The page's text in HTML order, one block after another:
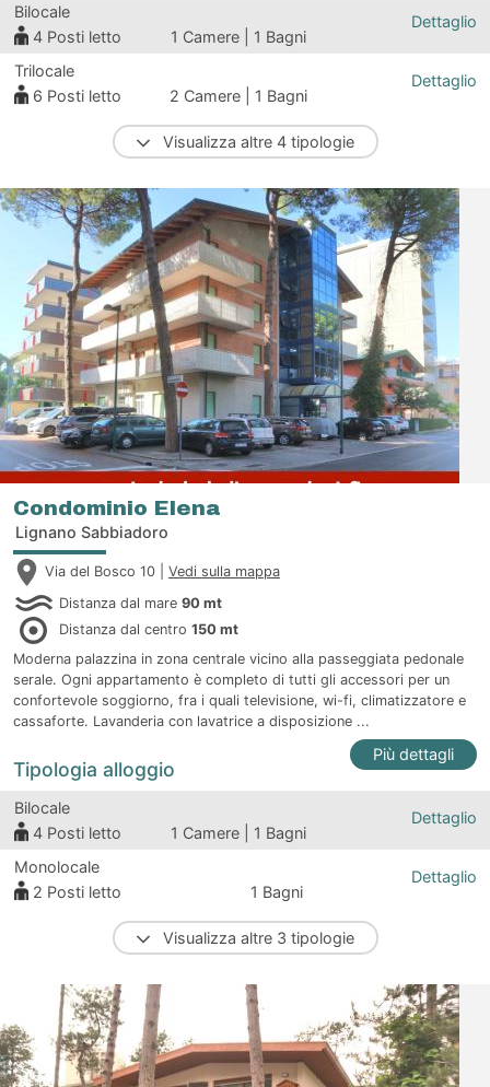
Bilocale
4 Posti letto 1 Camere | 1 Bagni
Dettaglio
Trilocale
6 Posti letto 2 Camere | 1 Bagni
Dettaglio
Visualizza altre 4 tipologie
Condominio Elena
Lignano Sabbiadoro
Via del Bosco 10 | Vedi sulla mappa
Distanza dal mare 90 mt
Distanza dal centro 150 mt
Moderna palazzina in zona centrale vicino alla passeggiata pedonale
serale. Ogni appartamento è completo di tutti gli accessori per un
confortevole soggiorno, fra i quali televisione, wi-fi, climatizzatore e
cassaforte. Lavanderia con lavatrice a disposizione ...
Più dettagli
Tipologia alloggio
Bilocale
4 Posti letto 1 Camere | 1 Bagni
Dettaglio
Monolocale
2 Posti letto 1 Bagni
Dettaglio
Visualizza altre 3 tipologie